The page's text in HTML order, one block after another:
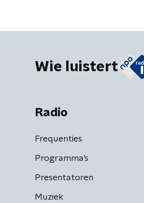
Wie luistert
Radio
Frequenties
Programma's
Presentatoren
Muziek